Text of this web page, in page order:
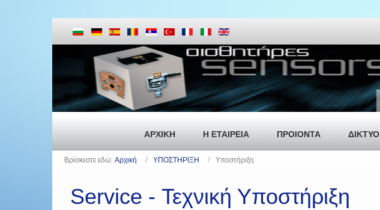
ΑΡΧΙΚΗ Η ΕΤΑΙΡΕΙΑ ΠΡΟΙΟΝΤΑ ΔΙΚΤΥΟ
Βρίσκεστε εδώ: Αρχική ΥΠΟΣΤΗΡΙΞΗ Υποστήριξη
Service - Τεχνική Υποστήριξη